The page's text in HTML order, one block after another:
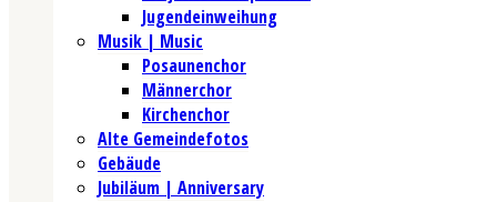
Jugendeinweihung
Musik | Music
Posaunenchor
Männerchor
Kirchenchor
Alte Gemeindefotos
Gebäude
Jubiläum | Anniversary